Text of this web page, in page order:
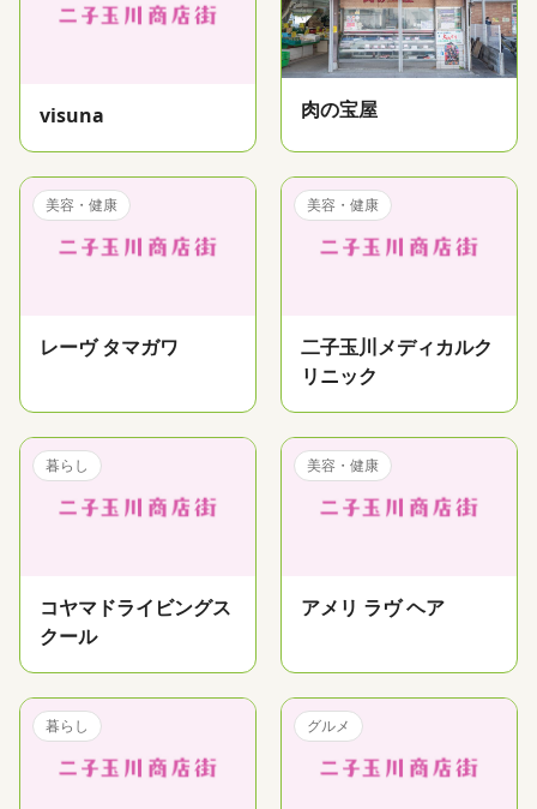
visuna 肉の宝屋
美容・健康
レーヴ タマガワ
美容・健康
二子玉川メディカルク
リニック
暮らし
コヤマドライビングス
クール
美容・健康
アメリ ラヴ ヘア
暮らし グルメ